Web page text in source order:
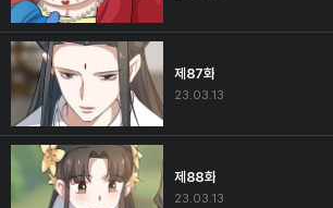
제87화
23.03.13
제88화
23.03.13